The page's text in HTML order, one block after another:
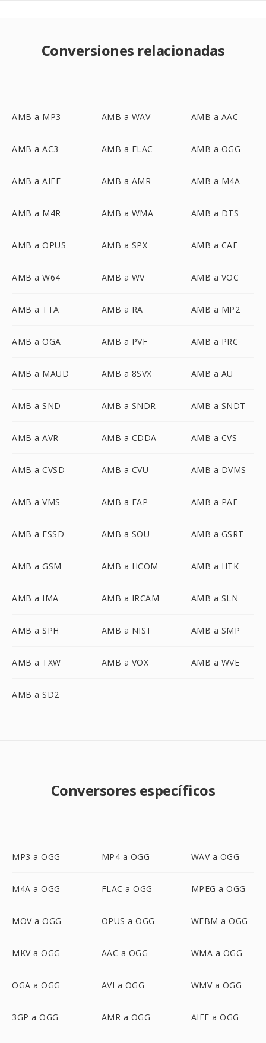
Conversiones relacionadas
AMB a MP3 AMB a WAV AMB a AAC
AMB a AC3 AMB a FLAC AMB a OGG
AMB a AIFF AMB a AMR AMB a M4A
AMB a M4R AMB a WMA AMB a DTS
AMB a OPUS AMB a SPX AMB a CAF
AMB a W64 AMB a WV AMB a VOC
AMB a TTA AMB a RA AMB a MP2
AMB a OGA AMB a PVF AMB a PRC
AMB a MAUD AMB a 8SVX AMB a AU
AMB a SND AMB a SNDR AMB a SNDT
AMB a AVR AMB a CDDA AMB a CVS
AMB a CVSD AMB a CVU AMB a DVMS
AMB a VMS AMB a FAP AMB a PAF
AMB a FSSD AMB a SOU AMB a GSRT
AMB a GSM AMB a HCOM AMB a HTK
AMB a IMA AMB a IRCAM AMB a SLN
AMB a SPH AMB a NIST AMB a SMP
AMB a TXW AMB a VOX AMB a WVE
AMB a SD2
Conversores específicos
MP3 a OGG MP4 a OGG WAV a OGG
M4A a OGG FLAC a OGG MPEG a OGG
MOV a OGG OPUS a OGG WEBM a OGG
MKV a OGG AAC a OGG WMA a OGG
OGA a OGG AVI a OGG WMV a OGG
3GP a OGG AMR a OGG AIFF a OGG